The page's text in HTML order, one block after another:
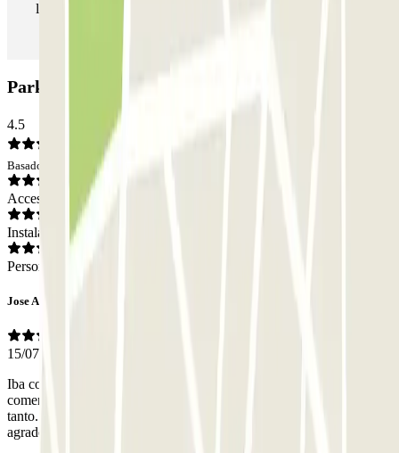
las veces que quieras.
Parking Doctor Roig i Raventós: Opiniones
4.5
Basado en 24 opiniones
Acceso
Instalaciones
Personal
Jose Antonio
15/07/2026
Iba con precaución al utilizar este parking por primera vez al leer
comentarios sobre acceso y salidas estrechas. Creo que no es para
tanto. Las plaza un poco justas pero de maniobras cómodas. Quiero
agradecer la amabilidad del personal de accesos.